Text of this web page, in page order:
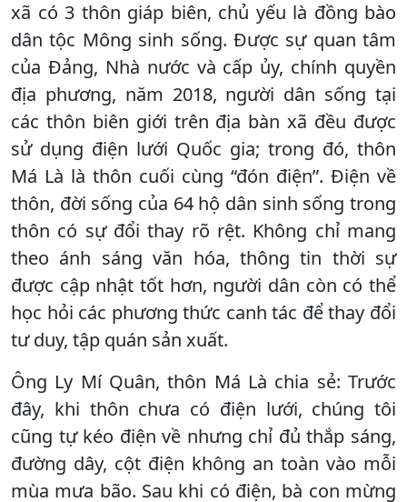
xã có 3 thôn giáp biên, chủ yếu là đồng bào
dân tộc Mông sinh sống. Được sự quan tâm
của Đảng, Nhà nước và cấp ủy, chính quyền
địa phương, năm 2018, người dân sống tại
các thôn biên giới trên địa bàn xã đều được
sử dụng điện lưới Quốc gia; trong đó, thôn
Má Là là thôn cuối cùng “đón điện”. Điện về
thôn, đời sống của 64 hộ dân sinh sống trong
thôn có sự đổi thay rõ rệt. Không chỉ mang
theo ánh sáng văn hóa, thông tin thời sự
được cập nhật tốt hơn, người dân còn có thể
học hỏi các phương thức canh tác để thay đổi
tư duy, tập quán sản xuất.
Ông Ly Mí Quân, thôn Má Là chia sẻ: Trước
đây, khi thôn chưa có điện lưới, chúng tôi
cũng tự kéo điện về nhưng chỉ đủ thắp sáng,
đường dây, cột điện không an toàn vào mỗi
mùa mưa bão. Sau khi có điện, bà con mừng